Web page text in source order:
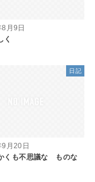
月9日
く
日記
月20日
くも不思議な ものな